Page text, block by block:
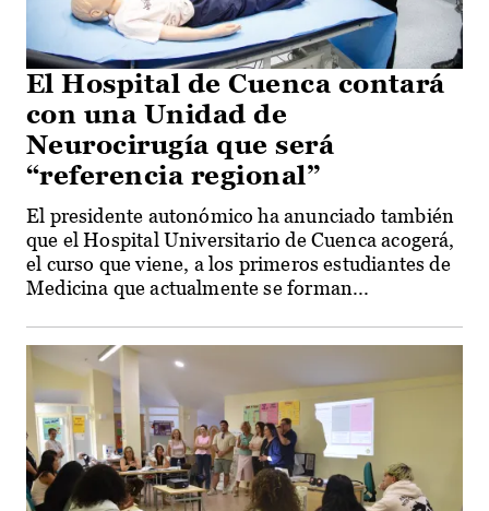
El Hospital de Cuenca contará
con una Unidad de
Neurocirugía que será
“referencia regional”
El presidente autonómico ha anunciado también
que el Hospital Universitario de Cuenca acogerá,
el curso que viene, a los primeros estudiantes de
Medicina que actualmente se forman...